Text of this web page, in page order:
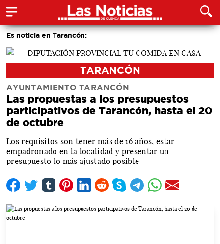
Es noticia en Tarancón:
TARANCÓN
AYUNTAMIENTO TARANCÓN
Las propuestas a los presupuestos
participativos de Tarancón, hasta el 20
de octubre
Los requisitos son tener más de 16 años, estar
empadronado en la localidad y presentar un
presupuesto lo más ajustado posible